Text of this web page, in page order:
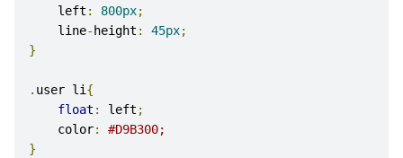
    left
: 800px;
    line
- height : 45px;
}
. user li{
float : left ;
    color
:
#D9B300;
}